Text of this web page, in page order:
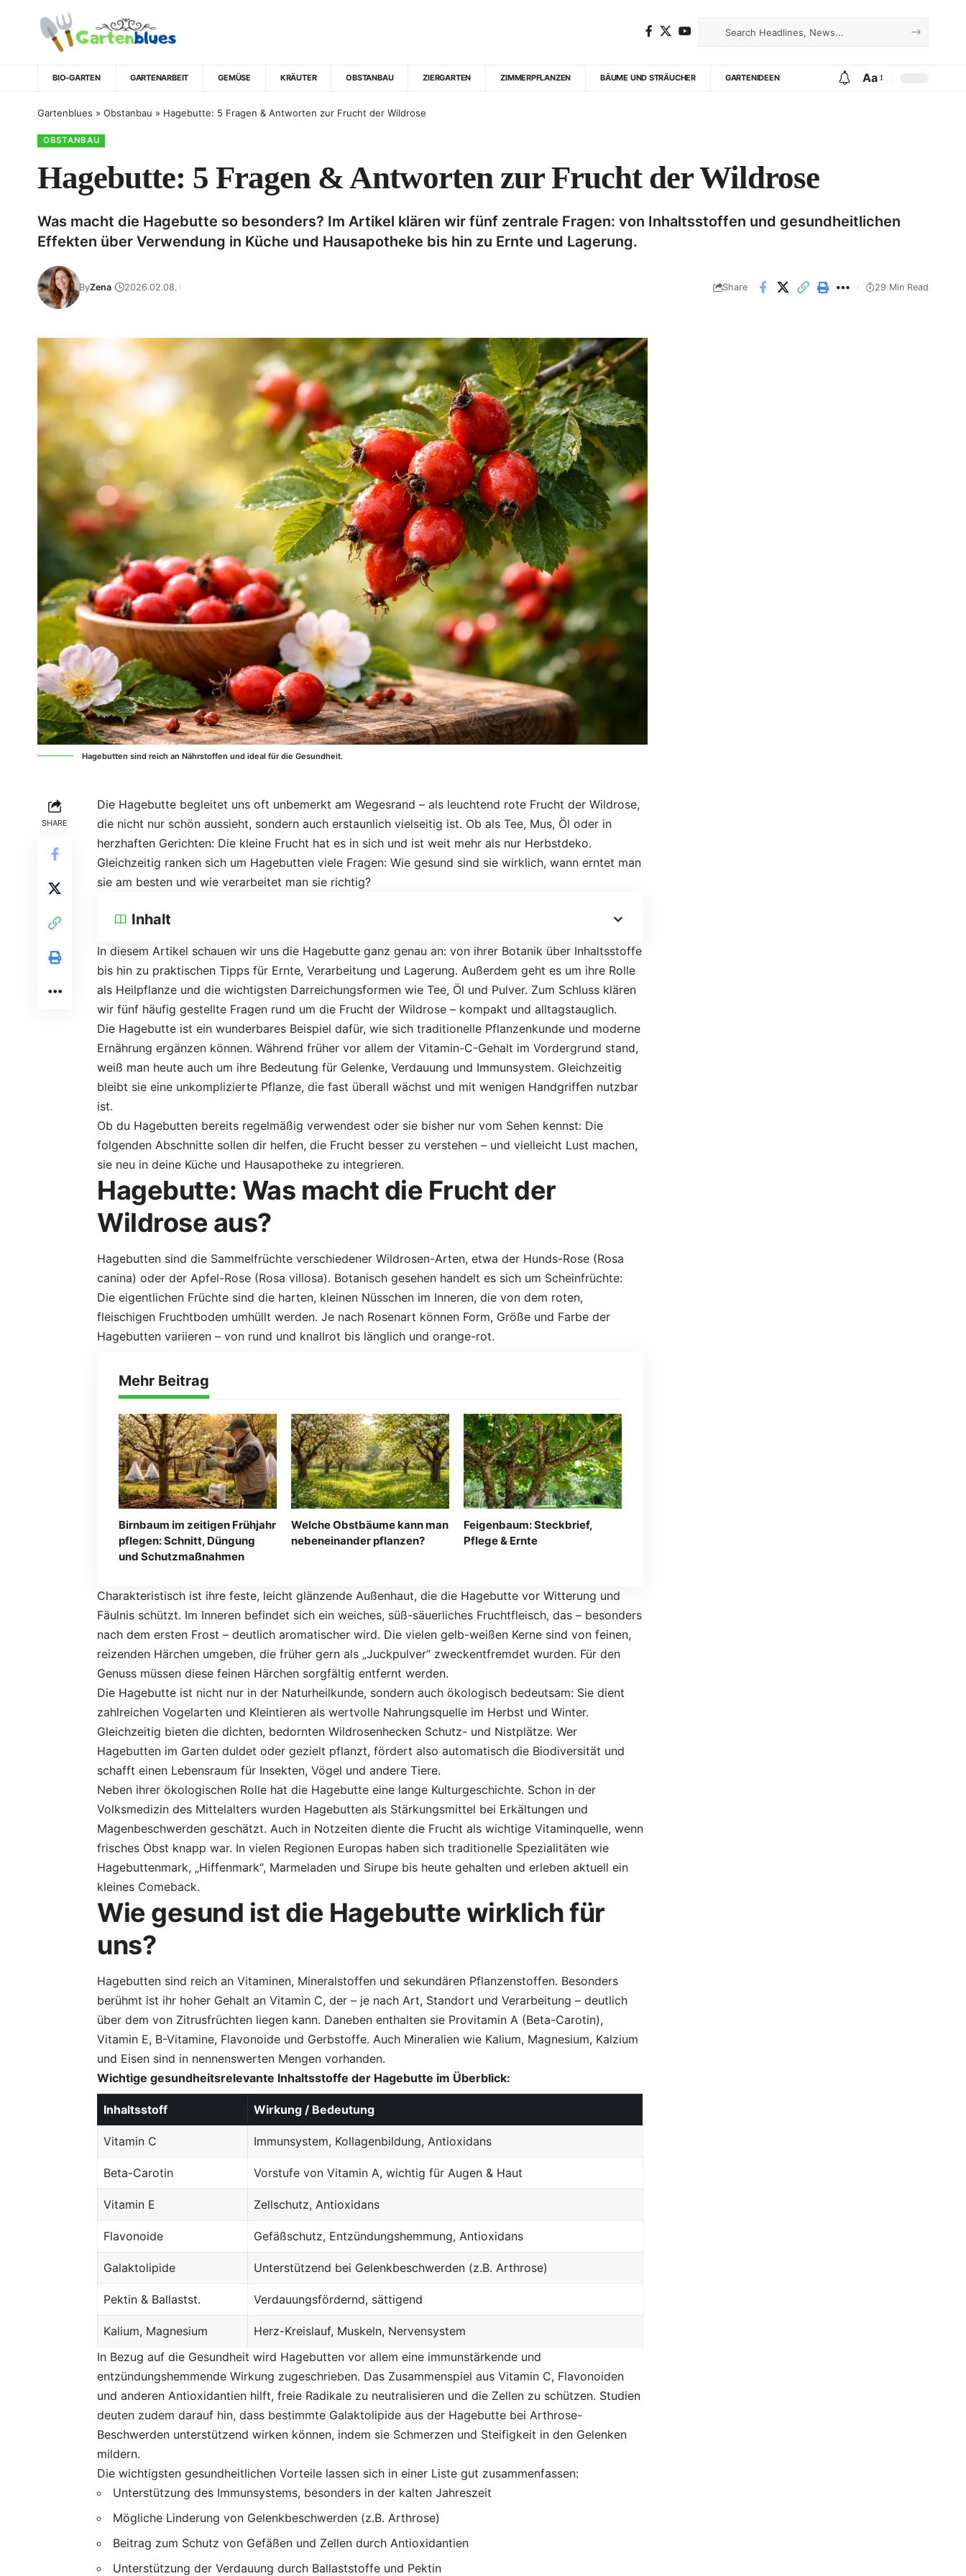
BIO-GARTEN GARTENARBEIT GEMÜSE KRÄUTER OBSTANBAU ZIERGARTEN ZIMMERPFLANZEN BÄUME UND STRÄUCHER GARTENIDEEN Aa
Gartenblues » Obstanbau » Hagebutte: 5 Fragen & Antworten zur Frucht der Wildrose
OBSTANBAU
Hagebutte: 5 Fragen & Antworten zur Frucht der Wildrose
Was macht die Hagebutte so besonders? Im Artikel klären wir fünf zentrale Fragen: von Inhaltsstoffen und gesundheitlichen
Effekten über Verwendung in Küche und Hausapotheke bis hin zu Ernte und Lagerung.
ByZena 2026.02.08. Share 29 Min Read
Hagebutten sind reich an Nährstoffen und ideal für die Gesundheit.
SHARE
Die Hagebutte begleitet uns oft unbemerkt am Wegesrand – als leuchtend rote Frucht der Wildrose,
die nicht nur schön aussieht, sondern auch erstaunlich vielseitig ist. Ob als Tee, Mus, Öl oder in
herzhaften Gerichten: Die kleine Frucht hat es in sich und ist weit mehr als nur Herbstdeko.
Gleichzeitig ranken sich um Hagebutten viele Fragen: Wie gesund sind sie wirklich, wann erntet man
sie am besten und wie verarbeitet man sie richtig?
Inhalt
In diesem Artikel schauen wir uns die Hagebutte ganz genau an: von ihrer Botanik über Inhaltsstoffe
bis hin zu praktischen Tipps für Ernte, Verarbeitung und Lagerung. Außerdem geht es um ihre Rolle
als Heilpflanze und die wichtigsten Darreichungsformen wie Tee, Öl und Pulver. Zum Schluss klären
wir fünf häufig gestellte Fragen rund um die Frucht der Wildrose – kompakt und alltagstauglich.
Die Hagebutte ist ein wunderbares Beispiel dafür, wie sich traditionelle Pflanzenkunde und moderne
Ernährung ergänzen können. Während früher vor allem der Vitamin-C-Gehalt im Vordergrund stand,
weiß man heute auch um ihre Bedeutung für Gelenke, Verdauung und Immunsystem. Gleichzeitig
bleibt sie eine unkomplizierte Pflanze, die fast überall wächst und mit wenigen Handgriffen nutzbar
ist.
Ob du Hagebutten bereits regelmäßig verwendest oder sie bisher nur vom Sehen kennst: Die
folgenden Abschnitte sollen dir helfen, die Frucht besser zu verstehen – und vielleicht Lust machen,
sie neu in deine Küche und Hausapotheke zu integrieren.
Hagebutte: Was macht die Frucht der
Wildrose aus?
Hagebutten sind die Sammelfrüchte verschiedener Wildrosen-Arten, etwa der Hunds-Rose (Rosa
canina) oder der Apfel-Rose (Rosa villosa). Botanisch gesehen handelt es sich um Scheinfrüchte:
Die eigentlichen Früchte sind die harten, kleinen Nüsschen im Inneren, die von dem roten,
fleischigen Fruchtboden umhüllt werden. Je nach Rosenart können Form, Größe und Farbe der
Hagebutten variieren – von rund und knallrot bis länglich und orange-rot.
Mehr Beitrag
Birnbaum im zeitigen Frühjahr
pflegen: Schnitt, Düngung
und Schutzmaßnahmen
Welche Obstbäume kann man
nebeneinander pflanzen?
Feigenbaum: Steckbrief,
Pflege & Ernte
Charakteristisch ist ihre feste, leicht glänzende Außenhaut, die die Hagebutte vor Witterung und
Fäulnis schützt. Im Inneren befindet sich ein weiches, süß-säuerliches Fruchtfleisch, das – besonders
nach dem ersten Frost – deutlich aromatischer wird. Die vielen gelb-weißen Kerne sind von feinen,
reizenden Härchen umgeben, die früher gern als „Juckpulver“ zweckentfremdet wurden. Für den
Genuss müssen diese feinen Härchen sorgfältig entfernt werden.
Die Hagebutte ist nicht nur in der Naturheilkunde, sondern auch ökologisch bedeutsam: Sie dient
zahlreichen Vogelarten und Kleintieren als wertvolle Nahrungsquelle im Herbst und Winter.
Gleichzeitig bieten die dichten, bedornten Wildrosenhecken Schutz- und Nistplätze. Wer
Hagebutten im Garten duldet oder gezielt pflanzt, fördert also automatisch die Biodiversität und
schafft einen Lebensraum für Insekten, Vögel und andere Tiere.
Neben ihrer ökologischen Rolle hat die Hagebutte eine lange Kulturgeschichte. Schon in der
Volksmedizin des Mittelalters wurden Hagebutten als Stärkungsmittel bei Erkältungen und
Magenbeschwerden geschätzt. Auch in Notzeiten diente die Frucht als wichtige Vitaminquelle, wenn
frisches Obst knapp war. In vielen Regionen Europas haben sich traditionelle Spezialitäten wie
Hagebuttenmark, „Hiffenmark“, Marmeladen und Sirupe bis heute gehalten und erleben aktuell ein
kleines Comeback.
Wie gesund ist die Hagebutte wirklich für
uns?
Hagebutten sind reich an Vitaminen, Mineralstoffen und sekundären Pflanzenstoffen. Besonders
berühmt ist ihr hoher Gehalt an Vitamin C, der – je nach Art, Standort und Verarbeitung – deutlich
über dem von Zitrusfrüchten liegen kann. Daneben enthalten sie Provitamin A (Beta-Carotin),
Vitamin E, B-Vitamine, Flavonoide und Gerbstoffe. Auch Mineralien wie Kalium, Magnesium, Kalzium
und Eisen sind in nennenswerten Mengen vorhanden.
Wichtige gesundheitsrelevante Inhaltsstoffe der Hagebutte im Überblick:
Inhaltsstoff Wirkung / Bedeutung
Vitamin C Immunsystem, Kollagenbildung, Antioxidans
Beta-Carotin Vorstufe von Vitamin A, wichtig für Augen & Haut
Vitamin E Zellschutz, Antioxidans
Flavonoide Gefäßschutz, Entzündungshemmung, Antioxidans
Galaktolipide Unterstützend bei Gelenkbeschwerden (z.B. Arthrose)
Pektin & Ballastst. Verdauungsfördernd, sättigend
Kalium, Magnesium
Herz-Kreislauf, Muskeln, Nervensystem
In Bezug auf die Gesundheit wird Hagebutten vor allem eine immunstärkende und
entzündungshemmende Wirkung zugeschrieben. Das Zusammenspiel aus Vitamin C, Flavonoiden
und anderen Antioxidantien hilft, freie Radikale zu neutralisieren und die Zellen zu schützen. Studien
deuten zudem darauf hin, dass bestimmte Galaktolipide aus der Hagebutte bei Arthrose-
Beschwerden unterstützend wirken können, indem sie Schmerzen und Steifigkeit in den Gelenken
mildern.
Die wichtigsten gesundheitlichen Vorteile lassen sich in einer Liste gut zusammenfassen:
Unterstützung des Immunsystems, besonders in der kalten Jahreszeit
Mögliche Linderung von Gelenkbeschwerden (z.B. Arthrose)
Beitrag zum Schutz von Gefäßen und Zellen durch Antioxidantien
Unterstützung der Verdauung durch Ballaststoffe und Pektin